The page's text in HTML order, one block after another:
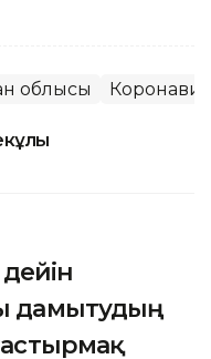
облысы
дамытудың